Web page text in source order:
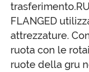
FLANGED
attrezzature.
ruota con le
ruote della gru